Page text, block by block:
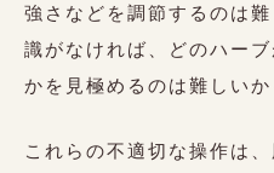
強さなどを調節するのは
識がなければ、どのハー
かを見極めるのは難しいか
これらの不適切な操作は